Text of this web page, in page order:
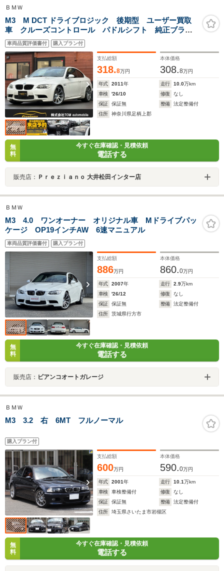
ＢＭＷ
M3 M DCT ドライブロジック 後期型 ユーザー買取
車 クルーズコントロール パドルシフト 純正ブラッ
ク革シート パワーシート シートヒーター コーナー
センサー 電動リヤシェード 純正ナビ・TV BTオーデ
ィオ 純正19インチAW
車両品質評価書付 購入プラン付
支払総額
318.8万円
本体価格
308.8万円
年式 2011年 走行 10.0万km
車検
'26/10 修復
なし
保証
保証無 整備
法定整備付
住所
神奈川県足柄上郡
無
料
今すぐ在庫確認・見積依頼
電話する
販売店： Ｐｒｅｚｉａｎｏ 大井松田インター店
ＢＭＷ
M3 4.0 ワンオーナー オリジナル車 Mドライブパッ
ケージ OP19インチAW 6速マニュアル
車両品質評価書付 購入プラン付
支払総額
886万円
本体価格
860.0万円
年式 2007年 走行 2.9万km
車検
'26/12 修復
なし
保証
保証無 整備
法定整備付
住所
茨城県行方市
無
料
今すぐ在庫確認・見積依頼
電話する
販売店： ビアンコオートガレージ
ＢＭＷ
M3 3.2 右 6MT フルノーマル
購入プラン付
支払総額
600万円
本体価格
590.0万円
年式 2001年 走行 10.1万km
車検
車検整備付 修復
なし
保証
保証無 整備
法定整備付
住所
埼玉県さいたま市岩槻区
無
料
今すぐ在庫確認・見積依頼
電話する